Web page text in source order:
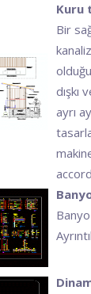
Kuru
Bir
dışkı
ayrı